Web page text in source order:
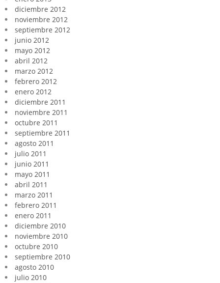
diciembre 2012
noviembre 2012
septiembre 2012
junio 2012
mayo 2012
abril 2012
marzo 2012
febrero 2012
enero 2012
diciembre 2011
noviembre 2011
octubre 2011
septiembre 2011
agosto 2011
julio 2011
junio 2011
mayo 2011
abril 2011
marzo 2011
febrero 2011
enero 2011
diciembre 2010
noviembre 2010
octubre 2010
septiembre 2010
agosto 2010
julio 2010